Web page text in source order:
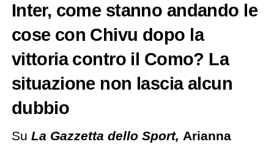
Inter, come stanno andando le
cose con Chivu dopo la
vittoria contro il Como? La
situazione non lascia alcun
dubbio
Su La Gazzetta dello Sport, Arianna